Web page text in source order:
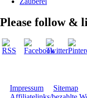
Please follow &
Impressum Sitemap